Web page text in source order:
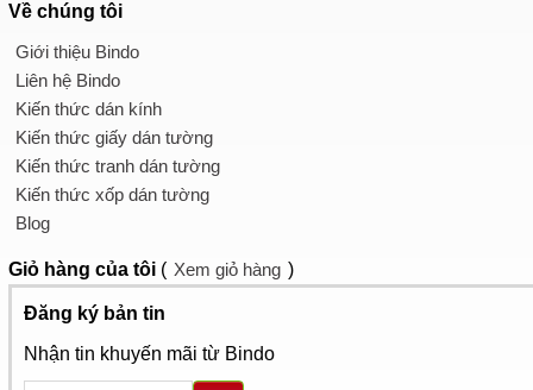
Về chúng tôi
Giới thiệu Bindo
Liên hệ Bindo
Kiến thức dán kính
Kiến thức giấy dán tường
Kiến thức tranh dán tường
Kiến thức xốp dán tường
Blog
Giỏ hàng của tôi ( Xem giỏ hàng )
Đăng ký bản tin
Nhận tin khuyến mãi từ Bindo